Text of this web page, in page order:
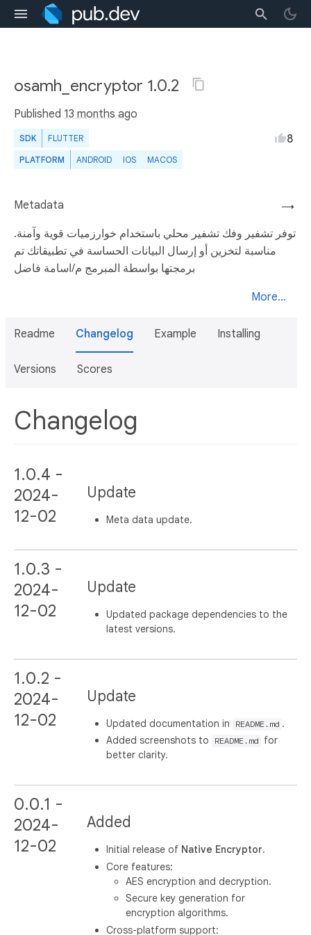
osamh_encryptor 1.0.2
Published 13 months ago
SDK FLUTTER
PLATFORM ANDROID IOS MACOS
8
→
Metadata
توفر تشفير وفك تشفير محلي باستخدام خوارزميات قوية وآمنة.
مناسبة لتخزين أو إرسال البيانات الحساسة في تطبيقاتك تم
برمجتها بواسطة المبرمج م/اسامة فاضل
More...
Readme Changelog Example Installing
Versions Scores
Changelog
1.0.4 -
2024-
12-02
Update
Meta data update.
1.0.3 -
2024-
12-02
Update
Updated package dependencies to the
latest versions.
1.0.2 -
2024-
12-02
Update
Updated documentation in README.md .
Added screenshots to
README.md
for
better clarity.
0.0.1 -
2024-
12-02
Added
Initial release of Native Encryptor.
Core features:
AES encryption and decryption.
Secure key generation for
encryption algorithms.
Cross-platform support: